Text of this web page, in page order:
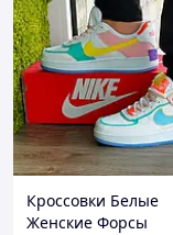
Кроссовки Белые
Женские Форсы